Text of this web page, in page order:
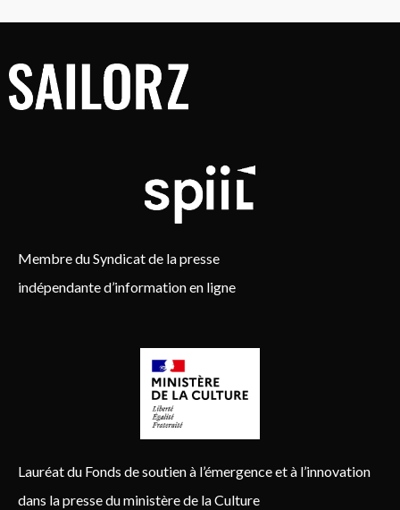
Membre du Syndicat de la presse
indépendante d’information en ligne
Lauréat du Fonds de soutien à l’émergence et à l’innovation
dans la presse du ministère de la Culture